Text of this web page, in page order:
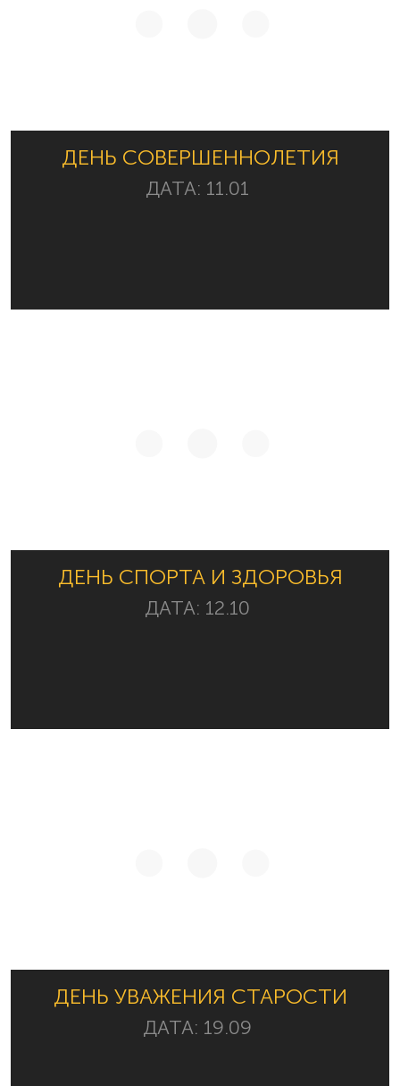
ДЕНЬ СОВЕРШЕННОЛЕТИЯ
ДАТА: 11.01
ДЕНЬ СПОРТА И ЗДОРОВЬЯ
ДАТА: 12.10
ДЕНЬ УВАЖЕНИЯ СТАРОСТИ
ДАТА: 19.09